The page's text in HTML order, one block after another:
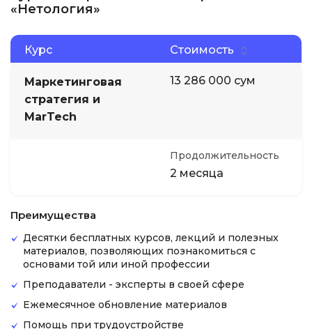
«Нетология»
Курс Стоимость
Маркетинговая
стратегия и
MarTech
13 286 000 сум
Продолжительность
2 месяца
Преимущества
Десятки бесплатных курсов, лекций и полезных
материалов, позволяющих познакомиться с
основами той или иной профессии
Преподаватели - эксперты в своей сфере
Ежемесячное обновление материалов
Помощь при трудоустройстве